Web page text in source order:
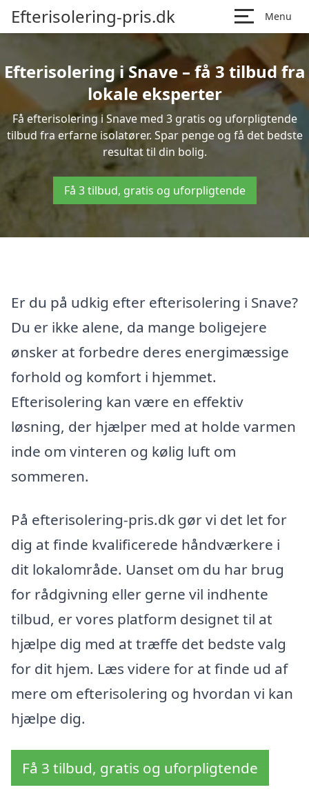
Efterisolering-pris.dk Menu
Efterisolering i Snave – få 3 tilbud fra
lokale eksperter
Få efterisolering i Snave med 3 gratis og uforpligtende
tilbud fra erfarne isolatører. Spar penge og få det bedste
resultat til din bolig.
Få 3 tilbud, gratis og uforpligtende
Er du på udkig efter efterisolering i Snave?
Du er ikke alene, da mange boligejere
ønsker at forbedre deres energimæssige
forhold og komfort i hjemmet.
Efterisolering kan være en effektiv
løsning, der hjælper med at holde varmen
inde om vinteren og kølig luft om
sommeren.
På efterisolering-pris.dk gør vi det let for
dig at finde kvalificerede håndværkere i
dit lokalområde. Uanset om du har brug
for rådgivning eller gerne vil indhente
tilbud, er vores platform designet til at
hjælpe dig med at træffe det bedste valg
for dit hjem. Læs videre for at finde ud af
mere om efterisolering og hvordan vi kan
hjælpe dig.
Få 3 tilbud, gratis og uforpligtende